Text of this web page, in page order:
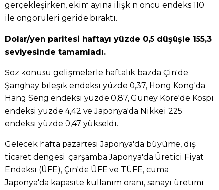
gerçekleşirken, ekim ayına ilişkin öncü endeks 110
ile öngörüleri geride bıraktı.
Dolar/yen paritesi haftayı yüzde 0,5 düşüşle 155,3
seviyesinde tamamladı.
Söz konusu gelişmelerle haftalık bazda Çin'de
Şanghay bileşik endeksi yüzde 0,37, Hong Kong'da
Hang Seng endeksi yüzde 0,87, Güney Kore'de Kospi
endeksi yüzde 4,42 ve Japonya'da Nikkei 225
endeksi yüzde 0,47 yükseldi.
Gelecek hafta pazartesi Japonya'da büyüme, dış
ticaret dengesi, çarşamba Japonya'da Üretici Fiyat
Endeksi (ÜFE), Çin'de ÜFE ve TÜFE, cuma
Japonya'da kapasite kullanım oranı, sanayi üretimi